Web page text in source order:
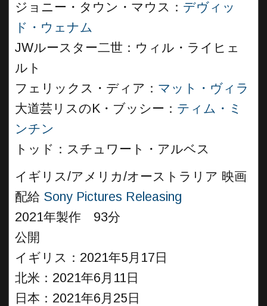
ジョニー・タウン・マウス： デヴィッ
ド・ウェナム
JWルースター二世：ウィル・ライヒェ
ルト
フェリックス・ディア： マット・ヴィラ
大道芸リスのK・ブッシー： ティム・ミ
ンチン
トッド：スチュワート・アルベス
イギリス/アメリカ/オーストラリア 映画
配給 Sony Pictures Releasing
2021年製作 93分
公開
イギリス：2021年5月17日
北米：2021年6月11日
日本：2021年6月25日